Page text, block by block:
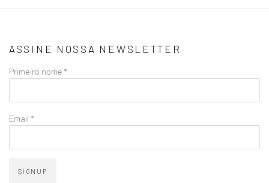
ASSINE NOSSA NEWSLETTER
Primeiro nome *
Email *
SIGNUP